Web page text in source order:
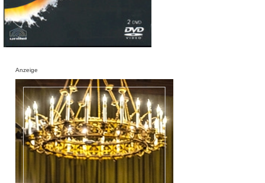
Anzeige